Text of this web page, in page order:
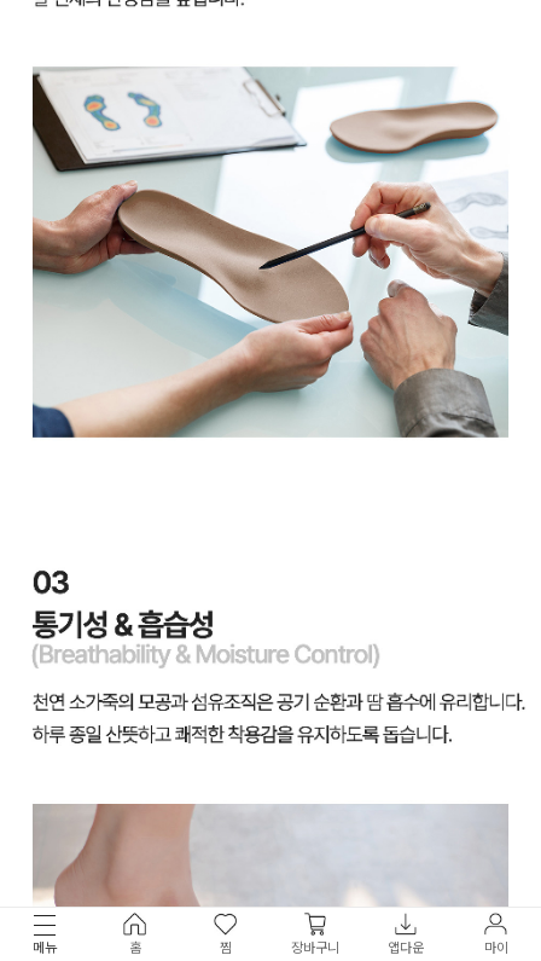
메뉴 홈 찜 장바구니 앱다운 마이